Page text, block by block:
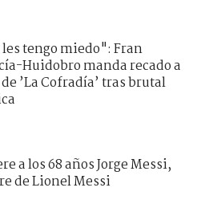
les tengo miedo": Fran
Huidobro manda recado a
’La Cofradía’ tras brutal
a los 68 años Jorge Messi,
de Lionel Messi